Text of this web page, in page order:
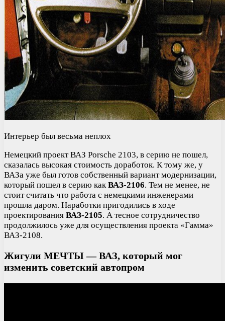
Интерьер был весьма неплох
Немецкий проект ВАЗ Porsche 2103, в серию не пошел,
сказалась высокая стоимость доработок. К тому же, у
ВАЗа уже был готов собственный вариант модернизации,
который пошел в серию как ВАЗ-2106. Тем не менее, не
стоит считать что работа с немецкими инженерами
прошла даром. Наработки пригодились в ходе
проектирования ВАЗ-2105. А тесное сотрудничество
продолжилось уже для осуществления проекта «Гамма»
ВАЗ-2108.
Жигули МЕЧТЫ — ВАЗ, который мог
изменить советский автопром